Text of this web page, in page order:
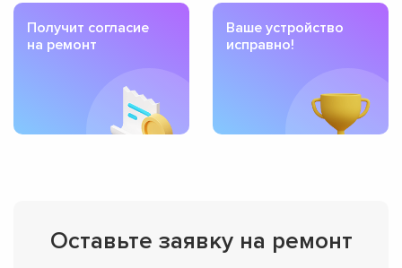
Получит согласие
на ремонт
Ваше устройство
исправно!
Оставьте заявку на ремонт